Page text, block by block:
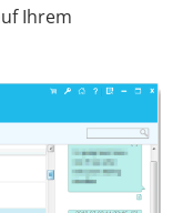
Ihrem